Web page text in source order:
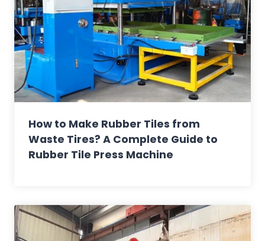
How to Make Rubber Tiles from
Waste Tires? A Complete Guide to
Rubber Tile Press Machine